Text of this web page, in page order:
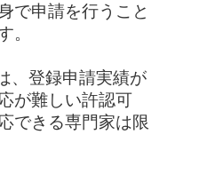
で申請を行うこと
。
、登録申請実績が
が難しい許認可
できる専門家は限